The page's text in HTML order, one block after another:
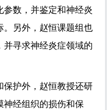
数，并鉴定和神经炎
另外，赵恒课题组也
寻求神经炎症领域的
护外，赵恒教授还研
经组织的损伤和保